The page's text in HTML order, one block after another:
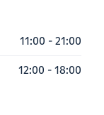
11:00 - 21:00
12:00 - 18:00